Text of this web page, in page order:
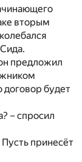
вторым
предложил
договор будет
– спросил
принесёт